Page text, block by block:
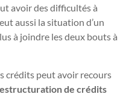
avoir des difficultés à
aussi la situation d’un
à joindre les deux bouts à
crédits peut avoir recours
de crédits